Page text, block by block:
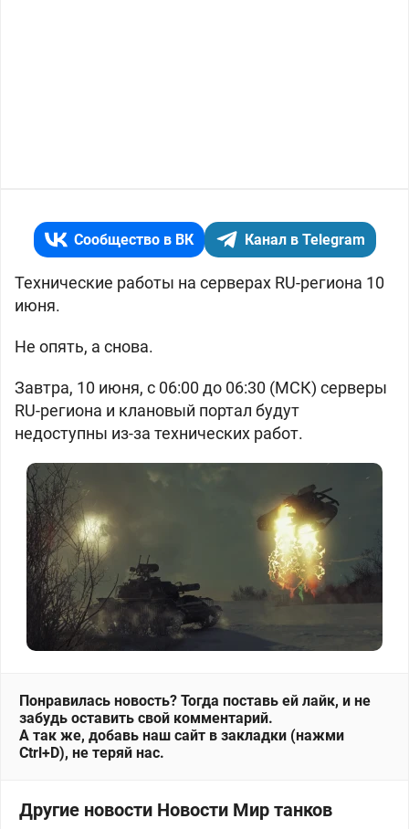
Сообщество в ВК Канал в Telegram
Технические работы на серверах RU-региона 10
июня.
Не опять, а снова.
Завтра, 10 июня, с 06:00 до 06:30 (МСК) серверы
RU-региона и клановый портал будут
недоступны из-за технических работ.
Понравилась новость? Тогда поставь ей лайк, и не
забудь оставить свой комментарий.
А так же, добавь наш сайт в закладки (нажми
Ctrl+D), не теряй нас.
Другие новости Новости Мир танков